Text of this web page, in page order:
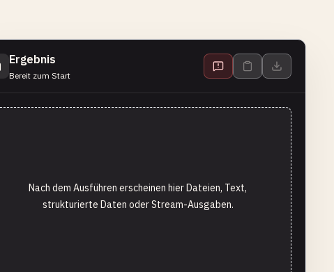
Ergebnis
Bereit zum Start
Nach dem Ausführen erscheinen hier Dateien, Text,
strukturierte Daten oder Stream-Ausgaben.